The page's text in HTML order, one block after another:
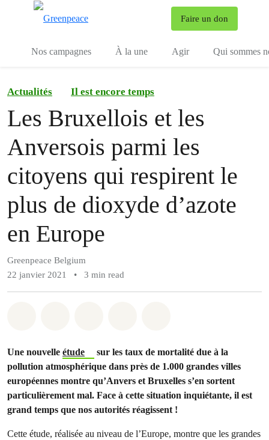
Faire un don
Nos campagnes À la une Agir Qui sommes
Actualités Il est encore temps
Les Bruxellois et les
Anversois parmi les
citoyens qui respirent le
plus de dioxyde d’azote
en Europe
Greenpeace Belgium
22 janvier 2021
• 3 min read
Une nouvelle étude
sur les taux de mortalité due à la
pollution atmosphérique dans près de 1.000 grandes villes
européennes montre qu’Anvers et Bruxelles s’en sortent
particulièrement mal. Face à cette situation inquiétante, il est
grand temps que nos autorités réagissent !
Cette étude, réalisée au niveau de l’Europe, montre que les grandes